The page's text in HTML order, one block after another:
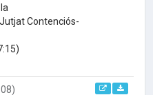
Contenciós-